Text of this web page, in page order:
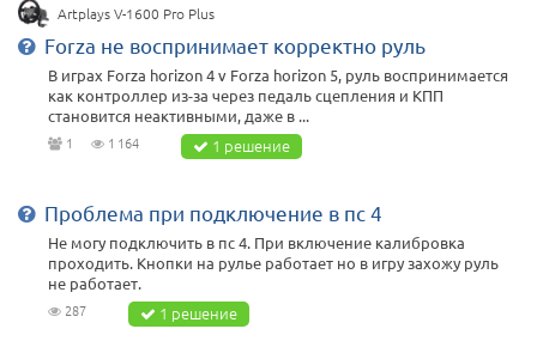
Artplays V-1600 Pro Plus
Forza не воспринимает корректно руль
В играх Forza horizon 4 v Forza horizon 5, руль воспринимается
как контроллер из-за через педаль сцепления и КПП
становится неактивными, даже в ...
1 1 164 1 решение
Проблема при подключение в пс 4
Не могу подключить в пс 4. При включение калибровка
проходить. Кнопки на рулье работает но в игру захожу руль
не работает.
287 1 решение